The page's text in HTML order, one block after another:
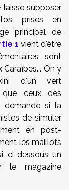
supposer
prises en
principal de
1 vient d'être
sont
On y
d'un vert
que ceux des
si la
de simuler
en post-
les maillots
ci-dessous un
le magazine